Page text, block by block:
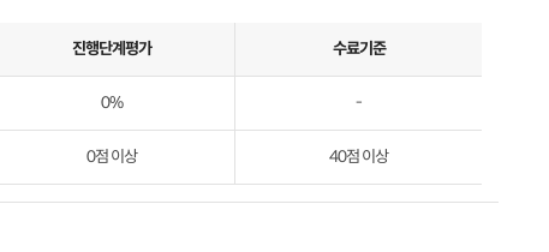
진행단계평가 수료기준
0% -
0점 이상 40점 이상